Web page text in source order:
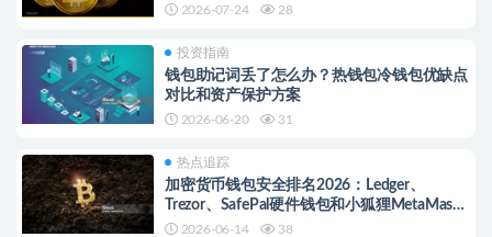
2026-07-24 28
投资指南
钱包助记词丢了怎么办？热钱包冷钱包优缺点
对比和资产保护方案
2026-06-20 31
热点追踪
加密货币钱包安全排名2026：Ledger、
Trezor、SafePal硬件钱包和小狐狸MetaMask
软件钱包全面对比
2026-06-14 38